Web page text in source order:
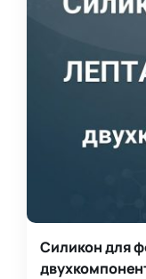
Силикон для